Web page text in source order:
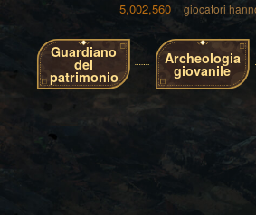
5,002,560 giocatori
Guardiano
del
patrimonio
Archeologia
giovanile